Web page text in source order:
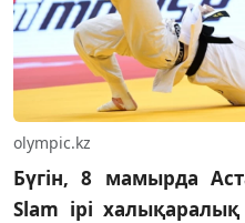
olympic.kz
Бүгін, 8 мамырда
Slam ірі